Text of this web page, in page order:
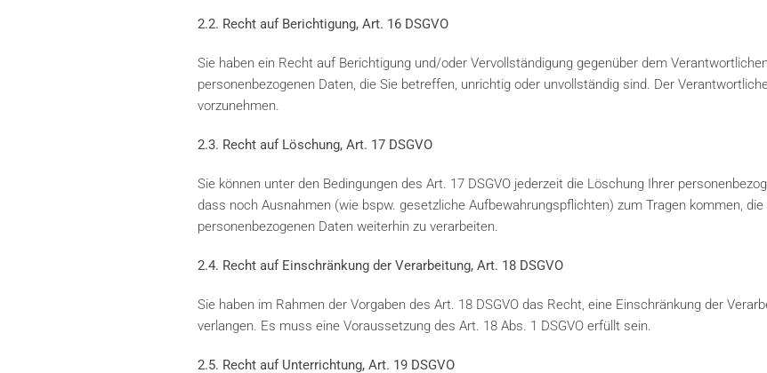
2.2. Recht auf Berichtigung, Art. 16 DSGVO
Sie haben ein Recht auf Berichtigung und/oder Vervollständigung gegenüber dem
personenbezogenen Daten, die Sie betreffen, unrichtig oder unvollständig sind. Der
vorzunehmen.
2.3. Recht auf Löschung, Art. 17 DSGVO
Sie können unter den Bedingungen des Art. 17 DSGVO jederzeit die Löschung Ihrer
dass noch Ausnahmen (wie bspw. gesetzliche Aufbewahrungspflichten) zum Tragen kommen,
personenbezogenen Daten weiterhin zu verarbeiten.
2.4. Recht auf Einschränkung der Verarbeitung, Art. 18 DSGVO
Sie haben im Rahmen der Vorgaben des Art. 18 DSGVO das Recht, eine Einschränkung der
verlangen. Es muss eine Voraussetzung des Art. 18 Abs. 1 DSGVO erfüllt sein.
2.5. Recht auf Unterrichtung, Art. 19 DSGVO